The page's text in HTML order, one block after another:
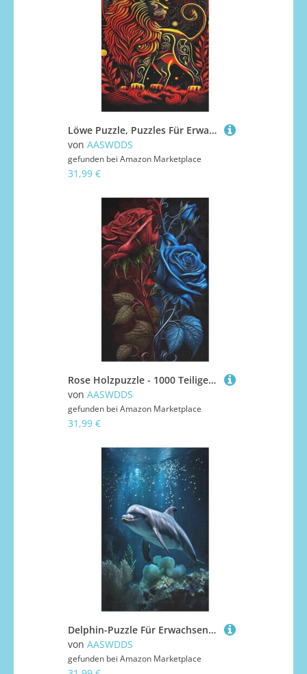
Löwe Puzzle, Puzzles Für Erwachsene Kinder, 1000 Teile Holzpuzzle, Für Jugendliche Herausforderungsspielzeug 78×53cm
von AASWDDS
gefunden bei Amazon Marketplace
31,99 €
Rose Holzpuzzle - 1000 Teiliges Jigsaw Knobelspiel - Puzzle Für Erwachsene & Kinder - Outdoor & Reisespielzeug 78×53cm
von AASWDDS
gefunden bei Amazon Marketplace
31,99 €
Delphin-Puzzle Für Erwachsene, 1000 Teile, Holzpuzzle, Kinderpuzzle, Dekompressionsspiel, Spielzeugpuzzle 78×53cm
von AASWDDS
gefunden bei Amazon Marketplace